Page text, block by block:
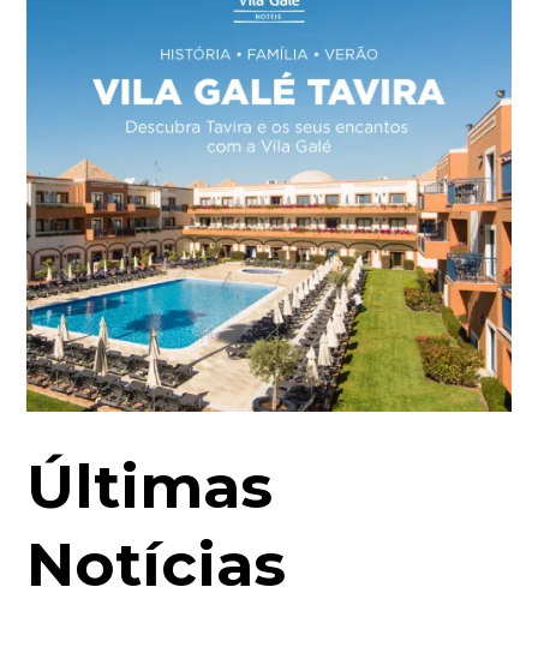
Últimas
Notícias